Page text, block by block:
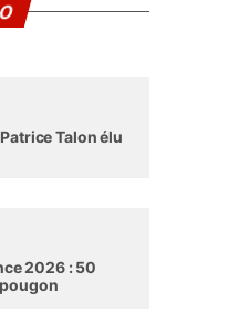
Talon élu
2026 : 50